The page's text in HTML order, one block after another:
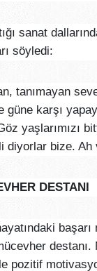
sanat
söyledi:
tanımayan
karşı
yaşlarımızı
bize. Ah
DESTANI
başarı
destanı.
pozitif